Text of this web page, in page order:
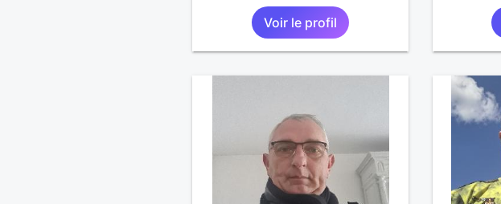
Voir le profil